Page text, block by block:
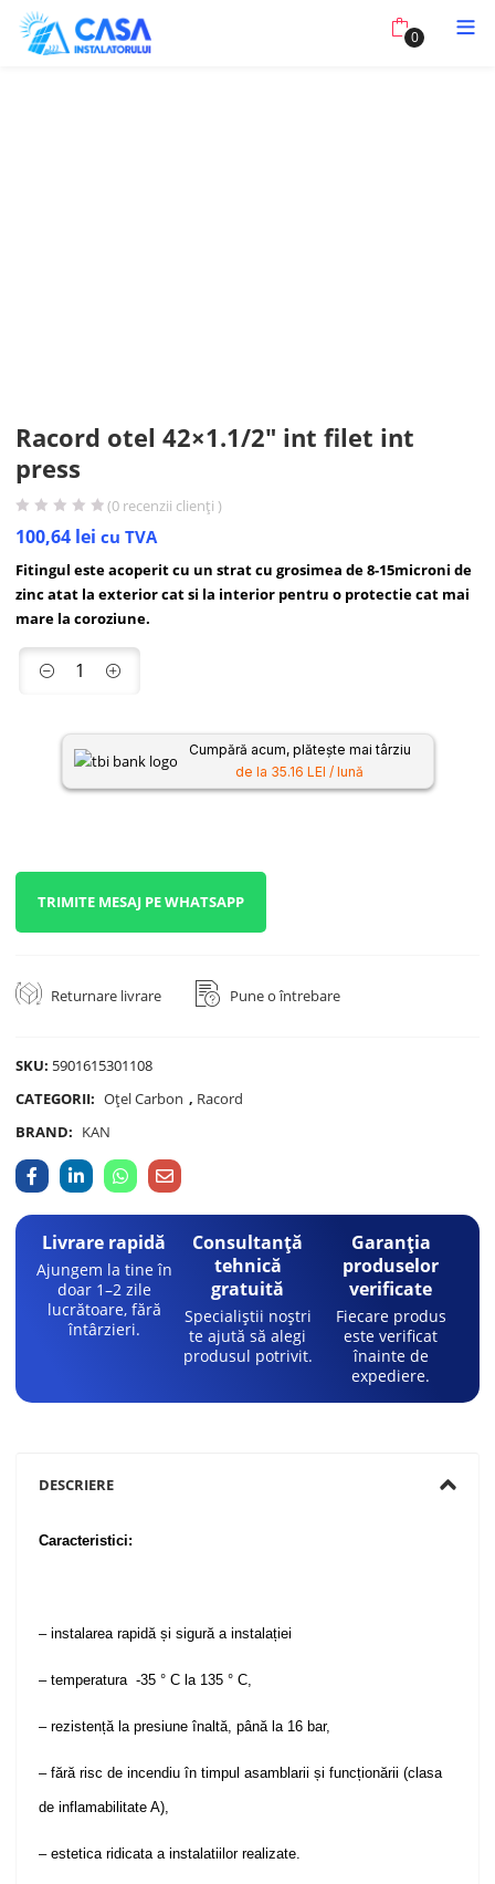
0
Racord otel 42×1.1/2″ int filet int
press
(0 recenzii clienți )
100,64 lei cu TVA
Fitingul este acoperit cu un strat cu grosimea de 8-15microni de
zinc atat la exterior cat si la interior pentru o protectie cat mai
mare la coroziune.
Cumpără acum, plătește mai târziu
de la 35.16 LEI / lună
TRIMITE MESAJ PE WHATSAPP
Returnare livrare Pune o întrebare
SKU: 5901615301108
CATEGORII: Oțel Carbon , Racord
BRAND: KAN
Livrare rapidă
Ajungem la tine în
doar 1–2 zile
lucrătoare, fără
întârzieri.
Consultanță
tehnică
gratuită
Specialiștii noștri
te ajută să alegi
produsul potrivit.
Garanția
produselor
verificate
Fiecare produs
este verificat
înainte de
expediere.
DESCRIERE
Caracteristici:
– instalarea rapidă și sigură a instalației
– temperatura -35 ° C la 135 ° C,
– rezistență la presiune înaltă, până la 16 bar,
– fără risc de incendiu în timpul asamblarii și funcționării (clasa
de inflamabilitate A),
– estetica ridicata a instalatiilor realizate.